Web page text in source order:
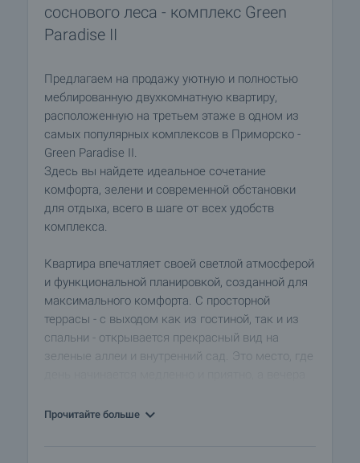
соснового леса - комплекс Green
Paradise II
Предлагаем на продажу уютную и полностью
меблированную двухкомнатную квартиру,
расположенную на третьем этаже в одном из
самых популярных комплексов в Приморско -
Green Paradise II.
Здесь вы найдете идеальное сочетание
комфорта, зелени и современной обстановки
для отдыха, всего в шаге от всех удобств
комплекса.
Квартира впечатляет своей светлой атмосферой
и функциональной планировкой, созданной для
максимального комфорта. С просторной
террасы - с выходом как из гостиной, так и из
спальни - открывается прекрасный вид на
зеленые аллеи и внутренний сад. Это место, где
Прочитайте больше